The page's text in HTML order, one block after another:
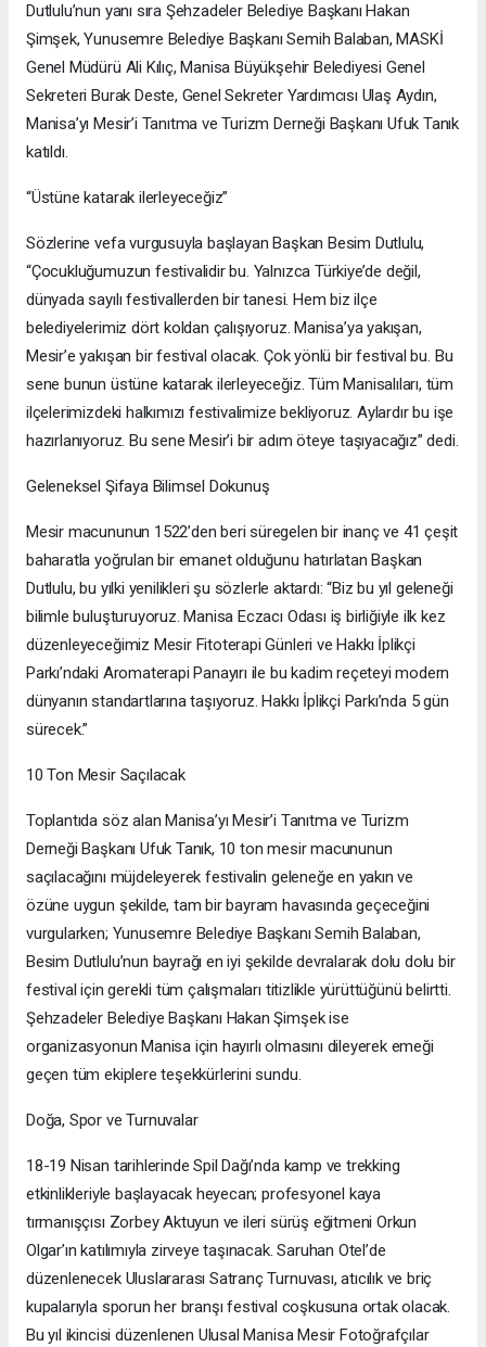
Dutlulu’nun yanı sıra Şehzadeler Belediye Başkanı Hakan
Şimşek, Yunusemre Belediye Başkanı Semih Balaban, MASKİ
Genel Müdürü Ali Kılıç, Manisa Büyükşehir Belediyesi Genel
Sekreteri Burak Deste, Genel Sekreter Yardımcısı Ulaş Aydın,
Manisa’yı Mesir’i Tanıtma ve Turizm Derneği Başkanı Ufuk Tanık
katıldı.
“Üstüne katarak ilerleyeceğiz”
Sözlerine vefa vurgusuyla başlayan Başkan Besim Dutlulu,
“Çocukluğumuzun festivalidir bu. Yalnızca Türkiye’de değil,
dünyada sayılı festivallerden bir tanesi. Hem biz ilçe
belediyelerimiz dört koldan çalışıyoruz. Manisa’ya yakışan,
Mesir’e yakışan bir festival olacak. Çok yönlü bir festival bu. Bu
sene bunun üstüne katarak ilerleyeceğiz. Tüm Manisalıları, tüm
ilçelerimizdeki halkımızı festivalimize bekliyoruz. Aylardır bu işe
hazırlanıyoruz. Bu sene Mesir’i bir adım öteye taşıyacağız” dedi.
Geleneksel Şifaya Bilimsel Dokunuş
Mesir macununun 1522’den beri süregelen bir inanç ve 41 çeşit
baharatla yoğrulan bir emanet olduğunu hatırlatan Başkan
Dutlulu, bu yılki yenilikleri şu sözlerle aktardı: “Biz bu yıl geleneği
bilimle buluşturuyoruz. Manisa Eczacı Odası iş birliğiyle ilk kez
düzenleyeceğimiz Mesir Fitoterapi Günleri ve Hakkı İplikçi
Parkı’ndaki Aromaterapi Panayırı ile bu kadim reçeteyi modern
dünyanın standartlarına taşıyoruz. Hakkı İplikçi Parkı’nda 5 gün
sürecek.”
10 Ton Mesir Saçılacak
Toplantıda söz alan Manisa’yı Mesir’i Tanıtma ve Turizm
Derneği Başkanı Ufuk Tanık, 10 ton mesir macununun
saçılacağını müjdeleyerek festivalin geleneğe en yakın ve
özüne uygun şekilde, tam bir bayram havasında geçeceğini
vurgularken; Yunusemre Belediye Başkanı Semih Balaban,
Besim Dutlulu’nun bayrağı en iyi şekilde devralarak dolu dolu bir
festival için gerekli tüm çalışmaları titizlikle yürüttüğünü belirtti.
Şehzadeler Belediye Başkanı Hakan Şimşek ise
organizasyonun Manisa için hayırlı olmasını dileyerek emeği
geçen tüm ekiplere teşekkürlerini sundu.
Doğa, Spor ve Turnuvalar
18-19 Nisan tarihlerinde Spil Dağı’nda kamp ve trekking
etkinlikleriyle başlayacak heyecan; profesyonel kaya
tırmanışçısı Zorbey Aktuyun ve ileri sürüş eğitmeni Orkun
Olgar’ın katılımıyla zirveye taşınacak. Saruhan Otel’de
düzenlenecek Uluslararası Satranç Turnuvası, atıcılık ve briç
kupalarıyla sporun her branşı festival coşkusuna ortak olacak.
Bu yıl ikincisi düzenlenen Ulusal Manisa Mesir Fotoğrafçılar